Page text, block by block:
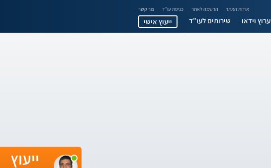
אודות האתר הרשמה לאתר כניסת עו"ד צור קשר
ערוץ וידאו שירותים לעו"ד ייעוץ אישי
ייעוץ